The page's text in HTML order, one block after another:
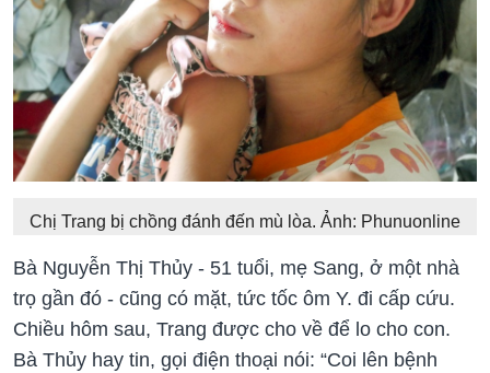
Chị Trang bị chồng đánh đến mù lòa. Ảnh: Phunuonline
Bà Nguyễn Thị Thủy - 51 tuổi, mẹ Sang, ở một nhà
trọ gần đó - cũng có mặt, tức tốc ôm Y. đi cấp cứu.
Chiều hôm sau, Trang được cho về để lo cho con.
Bà Thủy hay tin, gọi điện thoại nói: “Coi lên bệnh